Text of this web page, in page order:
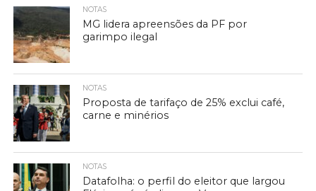
NOTAS
MG lidera apreensões da PF por
garimpo ilegal
NOTAS
Proposta de tarifaço de 25% exclui café,
carne e minérios
NOTAS
Datafolha: o perfil do eleitor que largou